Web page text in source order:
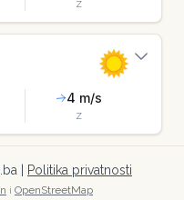
Z
4 m/s
Z
| Politika privatnosti
i OpenStreetMap